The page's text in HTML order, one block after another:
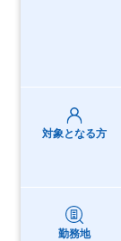
対象となる方
勤務地